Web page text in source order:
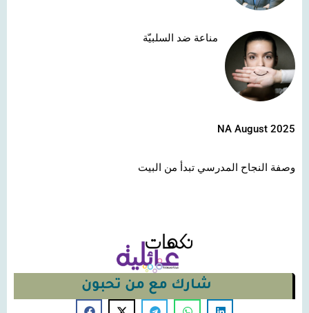
مناعة ضد السلبيّة
NA August 2025
وصفة النجاح المدرسي تبدأ من البيت
شارك مع من تحبون